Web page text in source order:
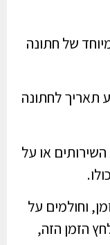
של חתונה
תאריך לחתונה
או על
וחולמים על
הזמן הזה,